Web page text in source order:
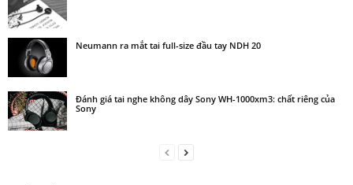
Neumann ra mắt tai full-size đầu tay NDH 20
Đánh giá tai nghe không dây Sony WH-1000xm3: chất riêng của
Sony